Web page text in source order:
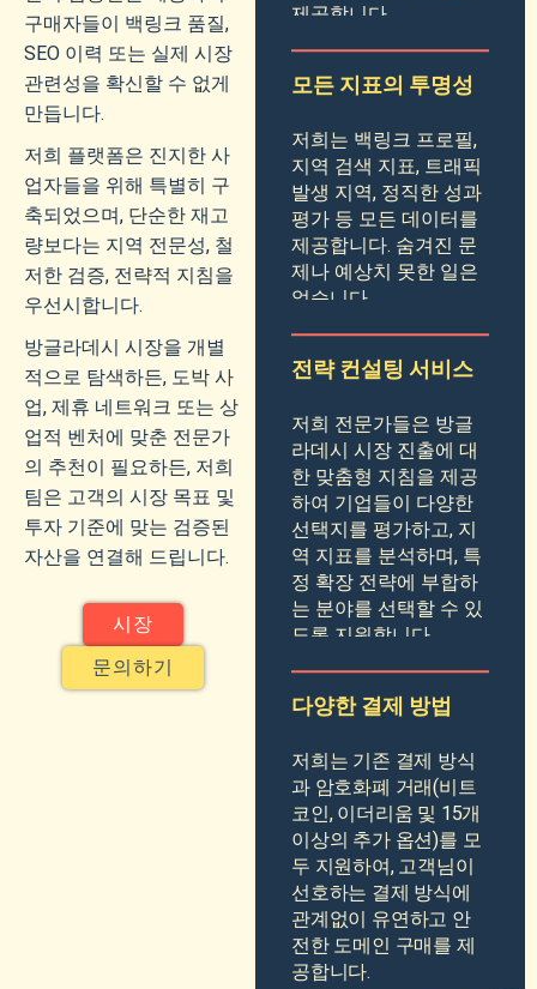
구매자들이 백링크 품질,
SEO 이력 또는 실제 시장
관련성을 확신할 수 없게
만듭니다.
저희 플랫폼은 진지한 사
업자들을 위해 특별히 구
축되었으며, 단순한 재고
량보다는 지역 전문성, 철
저한 검증, 전략적 지침을
우선시합니다.
방글라데시 시장을 개별
적으로 탐색하든, 도박 사
업, 제휴 네트워크 또는 상
업적 벤처에 맞춘 전문가
의 추천이 필요하든, 저희
팀은 고객의 시장 목표 및
투자 기준에 맞는 검증된
자산을 연결해 드립니다.
시장
문의하기
제공합니다.
모든 지표의 투명성
저희는 백링크 프로필,
지역 검색 지표, 트래픽
발생 지역, 정직한 성과
평가 등 모든 데이터를
제공합니다. 숨겨진 문
제나 예상치 못한 일은
없습니다.
전략 컨설팅 서비스
저희 전문가들은 방글
라데시 시장 진출에 대
한 맞춤형 지침을 제공
하여 기업들이 다양한
선택지를 평가하고, 지
역 지표를 분석하며, 특
정 확장 전략에 부합하
는 분야를 선택할 수 있
도록 지원합니다.
다양한 결제 방법
저희는 기존 결제 방식
과 암호화폐 거래(비트
코인, 이더리움 및 15개
이상의 추가 옵션)를 모
두 지원하여, 고객님이
선호하는 결제 방식에
관계없이 유연하고 안
전한 도메인 구매를 제
공합니다.